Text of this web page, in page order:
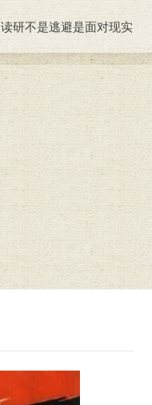
读研不是逃避是面对现实